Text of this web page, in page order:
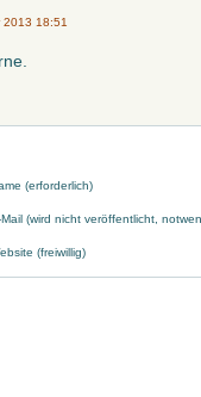
2013 18:51
(erforderlich)
(wird nicht veröffentlicht,
(freiwillig)